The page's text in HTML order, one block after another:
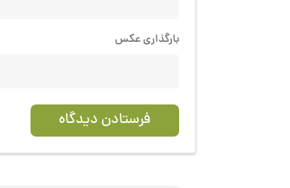
بارگذاری عکس
فرستادن دیدگاه